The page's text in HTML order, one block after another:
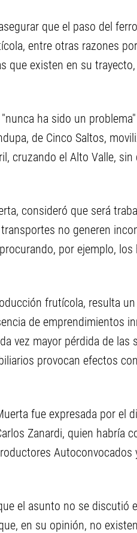
que el paso del
entre otras razones
que existen en su
ha sido un
de Cinco Saltos,
cruzando el Alto Valle,
consideró que será
no generen
por ejemplo,
frutícola, resulta
de emprendimientos
vez mayor pérdida de las
provocan efectos
fue expresada por el
Zanardi, quien habría
el asunto no se discutió
en su opinión, no